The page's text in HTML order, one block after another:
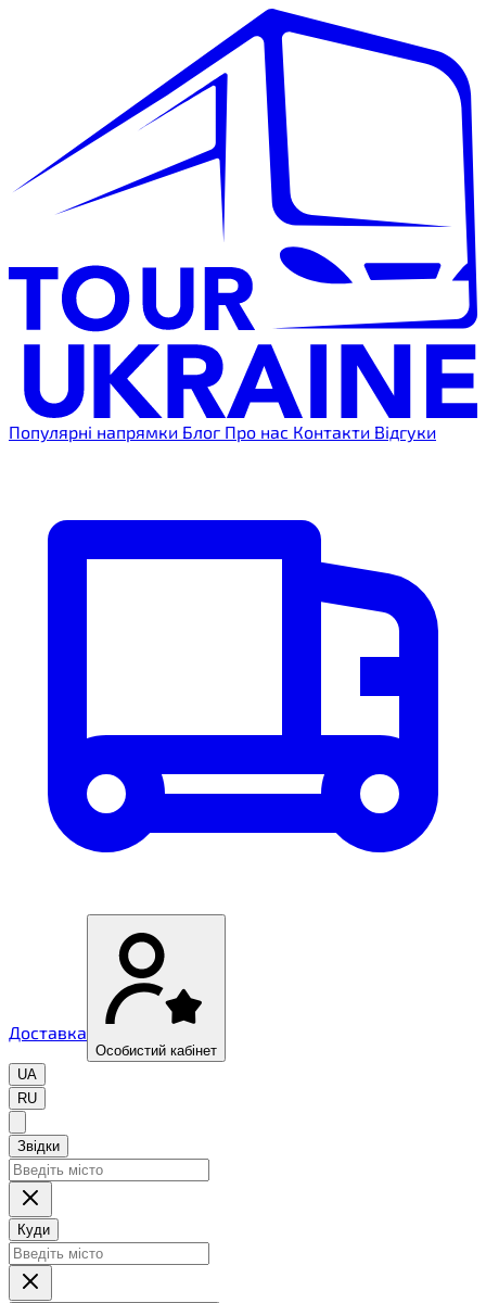
Популярні напрямки Блог Про нас Контакти Відгуки
Доставка
Особистий кабінет
UA
RU
Звідки
Куди